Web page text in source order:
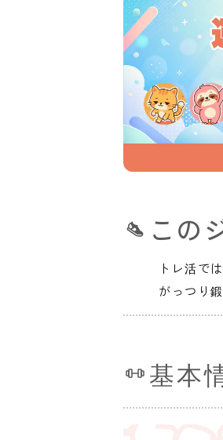
この
トレ活で
がっつり
基本